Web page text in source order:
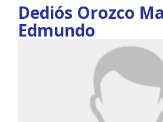
Dediós Orozco
Edmundo